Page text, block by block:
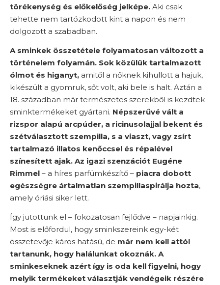
törékenység és előkelőség jelképe. Aki csak
tehette nem tartózkodott kint a napon és nem
dolgozott a szabadban.
A sminkek összetétele folyamatosan változott a
történelem folyamán. Sok közülük tartalmazott
ólmot és higanyt, amitől a nőknek kihullott a hajuk,
kikészült a gyomruk, sőt volt, aki bele is halt. Aztán a
18. században már természetes szerekből is kezdtek
sminktermékeket gyártani. Népszerűvé vált a
rizspor alapú arcpúder, a ricinusolajjal bekent és
szétválasztott szempilla, s a viaszt, vagy zsírt
tartalmazó illatos kenőccsel és répalével
színesített ajak. Az igazi szenzációt Eugéne
Rimmel – a híres parfümkészítő – piacra dobott
egészségre ártalmatlan szempillaspirálja hozta,
amely óriási siker lett.
Így jutottunk el – fokozatosan fejlődve – napjainkig.
Most is előfordul, hogy sminkszereink egy-két
összetevője káros hatású, de már nem kell attól
tartanunk, hogy halálunkat okoznák. A
sminkeseknek azért így is oda kell figyelni, hogy
melyik termékeket választják vendégeik részére